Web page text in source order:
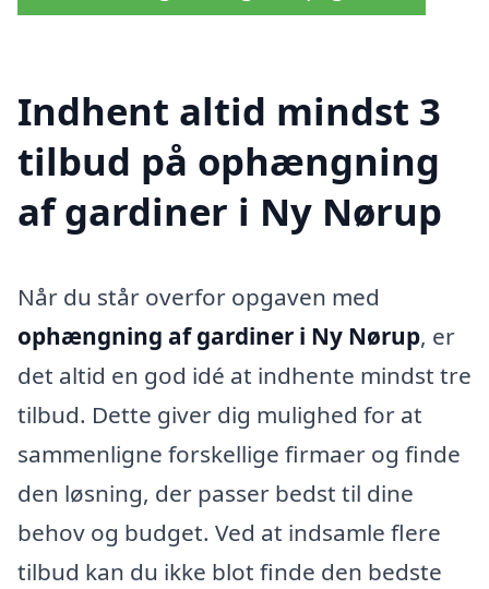
Indhent altid mindst 3
tilbud på ophængning
af gardiner i Ny Nørup
Når du står overfor opgaven med
ophængning af gardiner i Ny Nørup, er
det altid en god idé at indhente mindst tre
tilbud. Dette giver dig mulighed for at
sammenligne forskellige firmaer og finde
den løsning, der passer bedst til dine
behov og budget. Ved at indsamle flere
tilbud kan du ikke blot finde den bedste